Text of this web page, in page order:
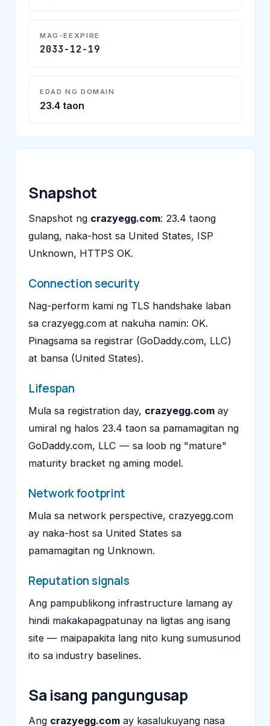
MAG-EEXPIRE
2033-12-19
EDAD NG DOMAIN
23.4 taon
Snapshot
Snapshot ng crazyegg.com: 23.4 taong
gulang, naka-host sa United States, ISP
Unknown, HTTPS OK.
Connection security
Nag-perform kami ng TLS handshake laban
sa crazyegg.com at nakuha namin: OK.
Pinagsama sa registrar (GoDaddy.com, LLC)
at bansa (United States).
Lifespan
Mula sa registration day, crazyegg.com ay
umiral ng halos 23.4 taon sa pamamagitan ng
GoDaddy.com, LLC — sa loob ng "mature"
maturity bracket ng aming model.
Network footprint
Mula sa network perspective, crazyegg.com
ay naka-host sa United States sa
pamamagitan ng Unknown.
Reputation signals
Ang pampublikong infrastructure lamang ay
hindi makakapagpatunay na ligtas ang isang
site — maipapakita lang nito kung sumusunod
ito sa industry baselines.
Sa isang pangungusap
Ang crazyegg.com ay kasalukuyang nasa